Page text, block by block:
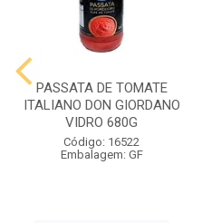
PASSATA DE TOMATE
ITALIANO DON GIORDANO
VIDRO 680G
Código: 16522
Embalagem: GF